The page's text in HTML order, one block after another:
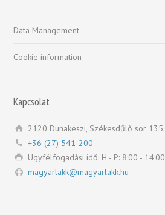
Data Management
Cookie information
Kapcsolat
2120 Dunakeszi, Székesdűlő sor 135.
+36 (27) 541-200
Ügyfélfogadási idő: H - P: 8:00 - 14:00
magyarlakk@magyarlakk.hu